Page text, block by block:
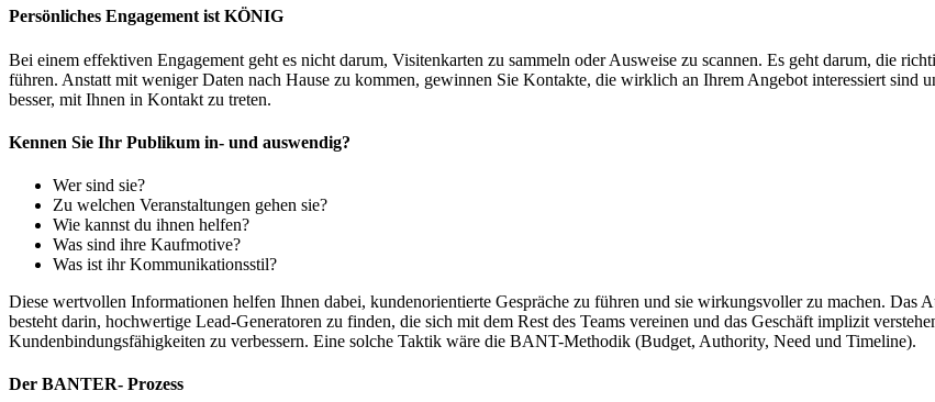
Persönliches Engagement ist KÖNIG
Bei einem effektiven Engagement geht es nicht darum, Visitenkarten zu sammeln oder Ausweise zu scannen. Es geht darum, die
führen. Anstatt mit weniger Daten nach Hause zu kommen, gewinnen Sie Kontakte, die wirklich an Ihrem Angebot interessiert sind
besser, mit Ihnen in Kontakt zu treten.
Kennen Sie Ihr Publikum in- und auswendig?
Wer sind sie?
Zu welchen Veranstaltungen gehen sie?
Wie kannst du ihnen helfen?
Was sind ihre Kaufmotive?
Was ist ihr Kommunikationsstil?
Diese wertvollen Informationen helfen Ihnen dabei, kundenorientierte Gespräche zu führen und sie wirkungsvoller zu machen. Das
besteht darin, hochwertige Lead-Generatoren zu finden, die sich mit dem Rest des Teams vereinen und das Geschäft implizit
Kundenbindungsfähigkeiten zu verbessern. Eine solche Taktik wäre die BANT-Methodik (Budget, Authority, Need und Timeline).
Der BANTER- Prozess